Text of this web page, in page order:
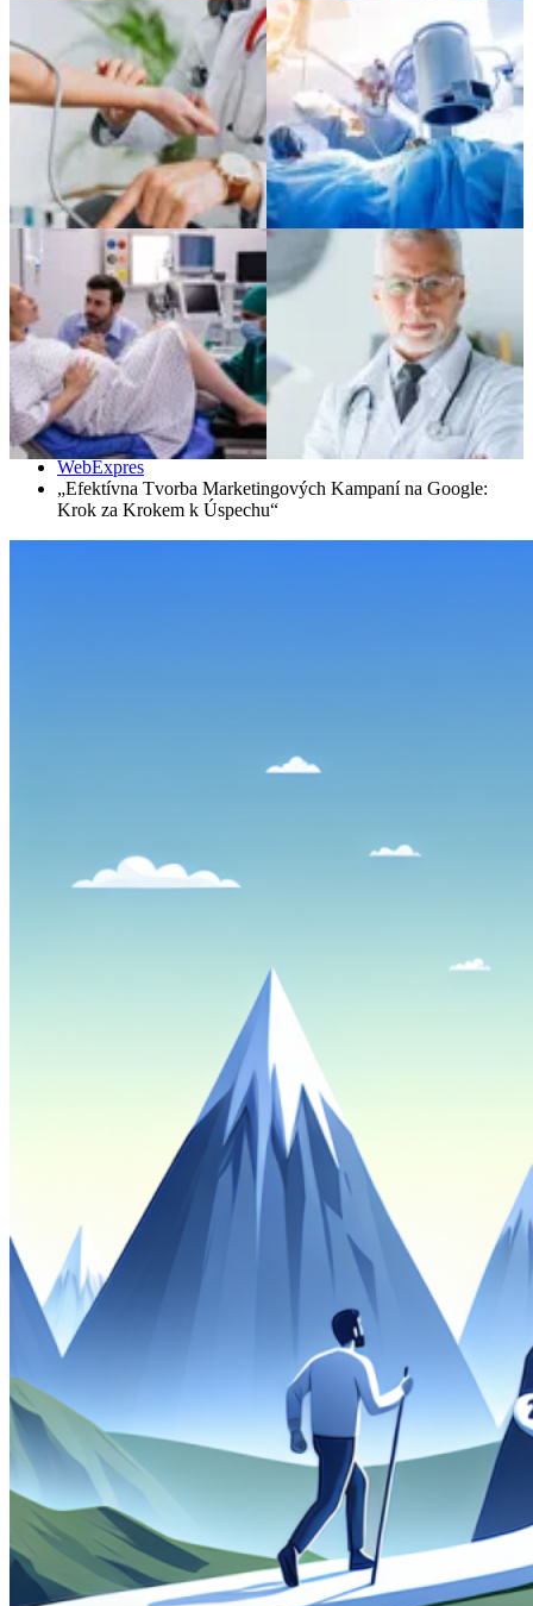
Domáce
WebExpres
„Efektívna Tvorba Marketingových Kampaní na Google:
Krok za Krokem k Úspechu“